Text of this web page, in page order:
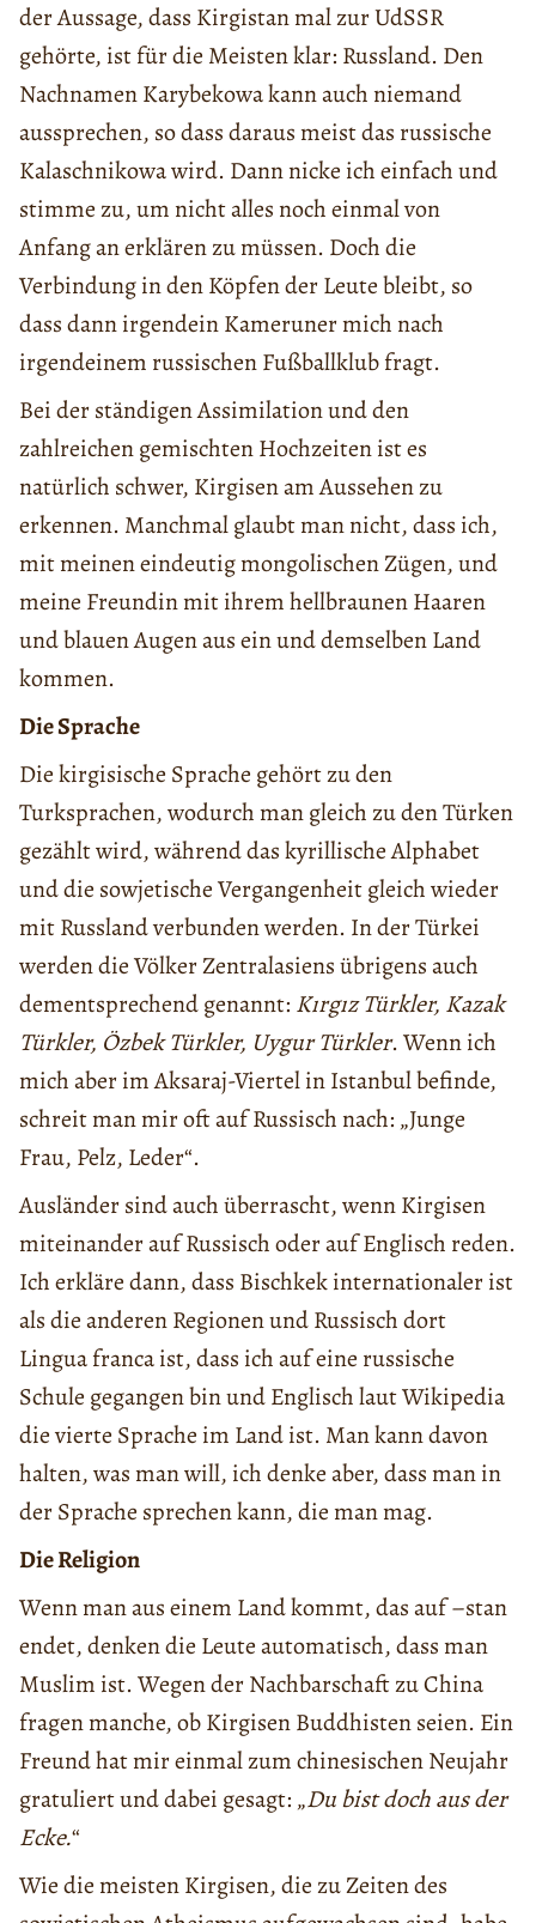
der Aussage, dass Kirgistan mal zur UdSSR
gehörte, ist für die Meisten klar: Russland. Den
Nachnamen Karybekowa kann auch niemand
aussprechen, so dass daraus meist das russische
Kalaschnikowa wird. Dann nicke ich einfach und
stimme zu, um nicht alles noch einmal von
Anfang an erklären zu müssen. Doch die
Verbindung in den Köpfen der Leute bleibt, so
dass dann irgendein Kameruner mich nach
irgendeinem russischen Fußballklub fragt.
Bei der ständigen Assimilation und den
zahlreichen gemischten Hochzeiten ist es
natürlich schwer, Kirgisen am Aussehen zu
erkennen. Manchmal glaubt man nicht, dass ich,
mit meinen eindeutig mongolischen Zügen, und
meine Freundin mit ihrem hellbraunen Haaren
und blauen Augen aus ein und demselben Land
kommen.
Die Sprache
Die kirgisische Sprache gehört zu den
Turksprachen, wodurch man gleich zu den Türken
gezählt wird, während das kyrillische Alphabet
und die sowjetische Vergangenheit gleich wieder
mit Russland verbunden werden. In der Türkei
werden die Völker Zentralasiens übrigens auch
dementsprechend genannt: Kırgız Türkler, Kazak
Türkler, Özbek Türkler, Uygur Türkler. Wenn ich
mich aber im Aksaraj-Viertel in Istanbul befinde,
schreit man mir oft auf Russisch nach: „Junge
Frau, Pelz, Leder“.
Ausländer sind auch überrascht, wenn Kirgisen
miteinander auf Russisch oder auf Englisch reden.
Ich erkläre dann, dass Bischkek internationaler ist
als die anderen Regionen und Russisch dort
Lingua franca ist, dass ich auf eine russische
Schule gegangen bin und Englisch laut Wikipedia
die vierte Sprache im Land ist. Man kann davon
halten, was man will, ich denke aber, dass man in
der Sprache sprechen kann, die man mag.
Die Religion
Wenn man aus einem Land kommt, das auf –stan
endet, denken die Leute automatisch, dass man
Muslim ist. Wegen der Nachbarschaft zu China
fragen manche, ob Kirgisen Buddhisten seien. Ein
Freund hat mir einmal zum chinesischen Neujahr
gratuliert und dabei gesagt: „Du bist doch aus der
Ecke.“
Wie die meisten Kirgisen, die zu Zeiten des